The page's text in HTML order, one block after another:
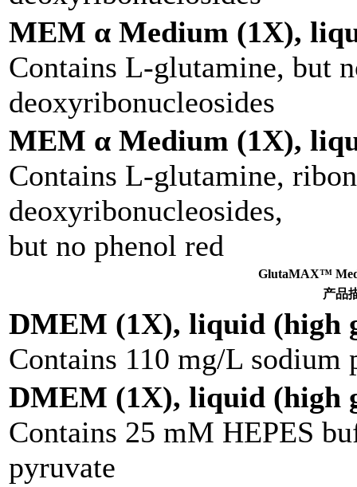
MEM α Medium (1X),
Contains L-glutamine, but
deoxyribonucleosides
MEM α Medium (1X),
Contains L-glutamine,
deoxyribonucleosides,
but no phenol red
GlutaMAX™
产品
DMEM (1X), liquid (high
Contains 110 mg/L sodium
DMEM (1X), liquid (high
Contains 25 mM HEPES
pyruvate